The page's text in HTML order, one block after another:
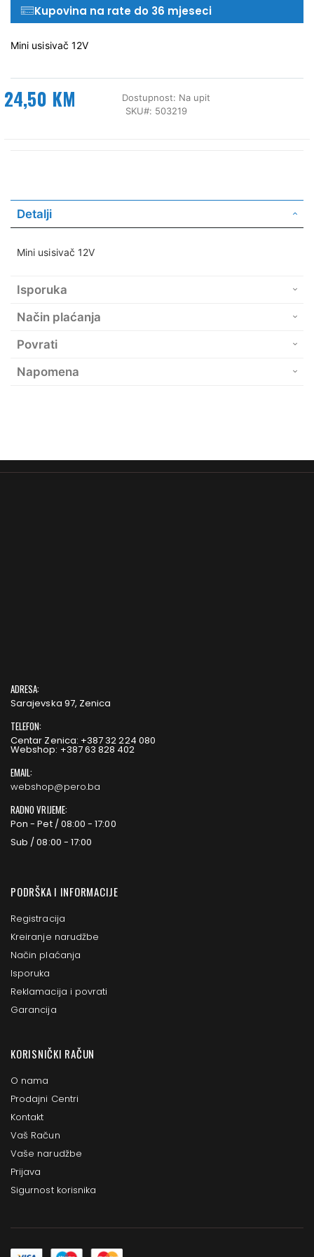
Kupovina na rate do 36 mjeseci
Mini usisivač 12V
24,50 KM Dostupnost: Na upit
SKU
503219
Detalji
Mini usisivač 12V
Isporuka
Način plaćanja
Povrati
Napomena
ADRESA:
Sarajevska 97, Zenica
TELEFON:
Centar Zenica: +387 32 224 080
Webshop: +387 63 828 402
EMAIL:
webshop@pero.ba
RADNO VRIJEME:
Pon - Pet / 08:00 - 17:00
Sub / 08:00 - 17:00
PODRŠKA I INFORMACIJE
Registracija
Kreiranje narudžbe
Način plaćanja
Isporuka
Reklamacija i povrati
Garancija
KORISNIČKI RAČUN
O nama
Prodajni Centri
Kontakt
Vaš Račun
Vaše narudžbe
Prijava
Sigurnost korisnika